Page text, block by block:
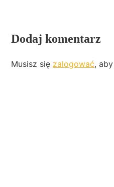
Dodaj komentarz
Musisz się zalogować,